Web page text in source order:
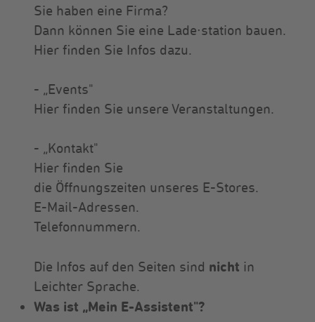
Sie haben eine Firma?
Dann können Sie eine Lade∙station bauen.
Hier finden Sie Infos dazu.
- „Events"
Hier finden Sie unsere Veranstaltungen.
- „Kontakt"
Hier finden Sie
die Öffnungszeiten unseres E-Stores.
E-Mail-Adressen.
Telefonnummern.
Die Infos auf den Seiten sind nicht in
Leichter Sprache.
Was ist „Mein E-Assistent"?